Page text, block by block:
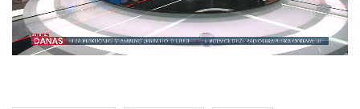
Unmute /
Loaded
8.76%